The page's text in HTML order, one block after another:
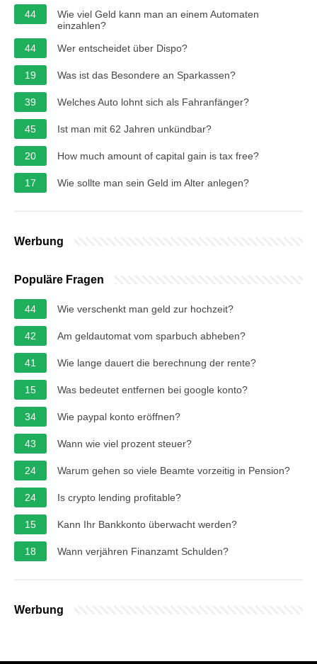
44
Wie viel Geld kann man an einem Automaten
einzahlen?
44
Wer entscheidet über Dispo?
19 Was ist das Besondere an Sparkassen?
39 Welches Auto lohnt sich als Fahranfänger?
45 Ist man mit 62 Jahren unkündbar?
20 How much amount of capital gain is tax free?
17 Wie sollte man sein Geld im Alter anlegen?
Werbung
Populäre Fragen
44 Wie verschenkt man geld zur hochzeit?
42 Am geldautomat vom sparbuch abheben?
41 Wie lange dauert die berechnung der rente?
15 Was bedeutet entfernen bei google konto?
34 Wie paypal konto eröffnen?
43 Wann wie viel prozent steuer?
24 Warum gehen so viele Beamte vorzeitig in Pension?
24 Is crypto lending profitable?
15 Kann Ihr Bankkonto überwacht werden?
18 Wann verjähren Finanzamt Schulden?
Werbung